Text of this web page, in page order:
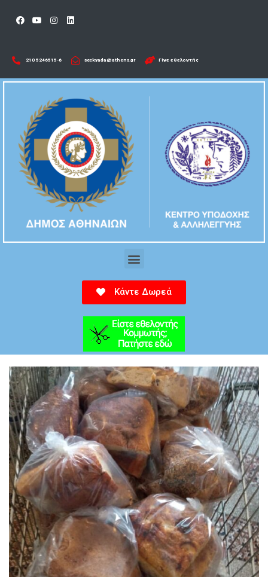
210 5246515-6​ seckyada@athens.gr Γίνε εθελοντής
Κάντε Δωρεά